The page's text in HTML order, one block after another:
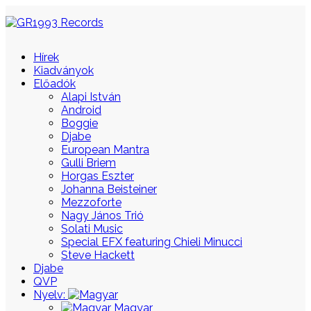
Hírek
Kiadványok
Előadók
Alapi István
Android
Boggie
Djabe
European Mantra
Gulli Briem
Horgas Eszter
Johanna Beisteiner
Mezzoforte
Nagy János Trió
Solati Music
Special EFX featuring Chieli Minucci
Steve Hackett
Djabe
QVP
Nyelv:
Magyar